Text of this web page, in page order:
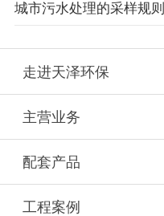
城市污水处理的采样规
走进天泽环保
主营业务
配套产品
工程案例